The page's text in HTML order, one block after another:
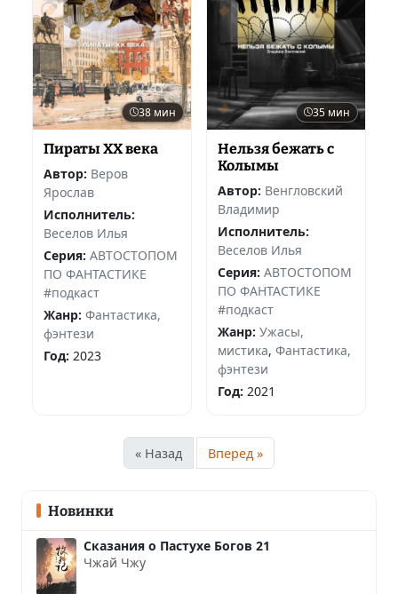
38 мин
Пираты XX века
Автор: Веров
Ярослав
Исполнитель:
Веселов Илья
Серия: АВТОСТОПОМ
ПО ФАНТАСТИКЕ
#подкаст
Жанр: Фантастика,
фэнтези
Год: 2023
35 мин
Нельзя бежать с
Колымы
Автор: Венгловский
Владимир
Исполнитель:
Веселов Илья
Серия: АВТОСТОПОМ
ПО ФАНТАСТИКЕ
#подкаст
Жанр: Ужасы,
мистика, Фантастика,
фэнтези
Год: 2021
« Назад Вперед »
Новинки
Сказания о Пастухе Богов 21
Чжай Чжу